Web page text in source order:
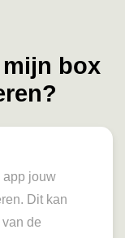
box
app jouw
Dit kan
de